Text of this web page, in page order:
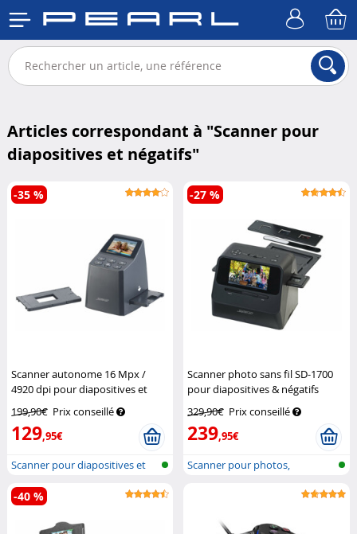
Articles correspondant à "Scanner pour
diapositives et négatifs"
Scanner autonome 16 Mpx /
4920 dpi pour diapositives et
négatifs SD-1500.digSomikon
199,90€ Prix conseillé
129,95€
-35 %
Scanner pour diapositives et
négati...
Scanner photo sans fil SD-1700
pour diapositives & négatifs
329,90€ Prix conseillé
239,95€
-27 %
Scanner pour photos,
-40 %